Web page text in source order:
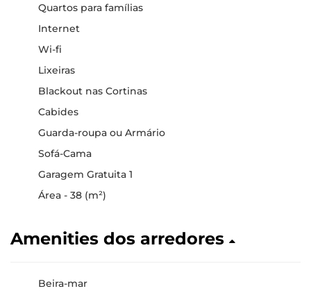
Quartos para famílias
Internet
Wi-fi
Lixeiras
Blackout nas Cortinas
Cabides
Guarda-roupa ou Armário
Sofá-Cama
Garagem Gratuita 1
Área - 38 (m²)
Amenities dos arredores
Beira-mar